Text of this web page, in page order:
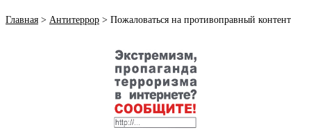
Главная > Антитеррор > Пожаловаться на противоправный контент